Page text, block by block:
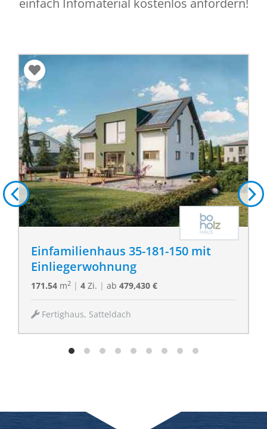
einfach Infomaterial kostenlos anfordern!
Einfamilienhaus 35-181-150 mit
Einliegerwohnung
171.54 m2 | 4 Zi. | ab 479,430 €
Fertighaus, Satteldach